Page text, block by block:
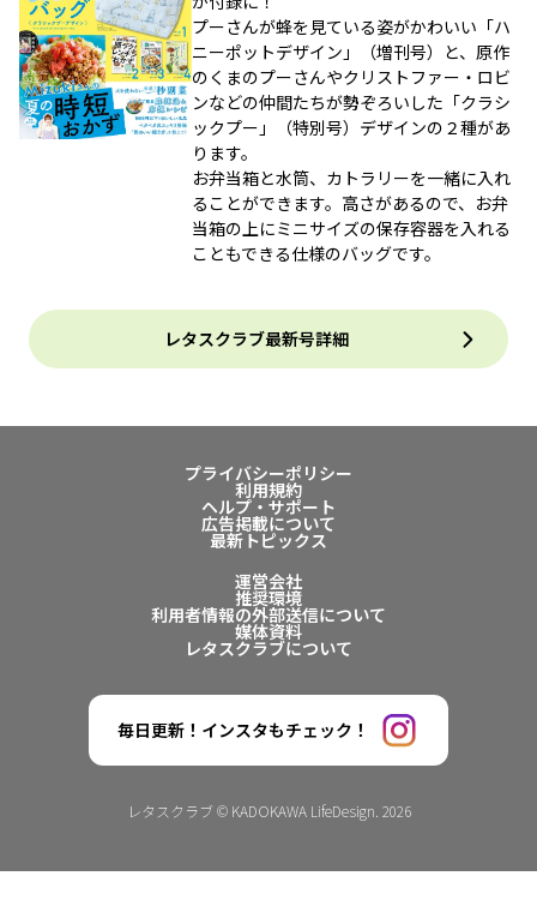
プーさんが蜂を見ている姿がかわいい「ハ
ニーポットデザイン」（増刊号）と、原作
のくまのプーさんやクリストファー・ロビ
ンなどの仲間たちが勢ぞろいした「クラシ
ックプー」（特別号）デザインの２種があ
ります。
お弁当箱と水筒、カトラリーを一緒に入れ
ることができます。高さがあるので、お弁
当箱の上にミニサイズの保存容器を入れる
こともできる仕様のバッグです。
レタスクラブ最新号詳細
プライバシーポリシー
利用規約
ヘルプ・サポート
広告掲載について
最新トピックス
運営会社
推奨環境
利用者情報の外部送信について
媒体資料
レタスクラブについて
毎日更新！インスタもチェック！
レタスクラブ © KADOKAWA LifeDesign. 2026